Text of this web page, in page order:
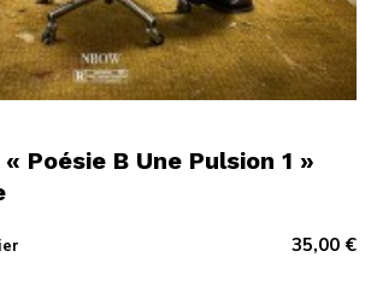
Poésie B Une Pulsion 1 »
35,00 €